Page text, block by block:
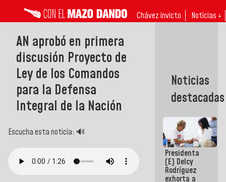
Chávez invicto Noticias ↓
AN aprobó en primera
discusión Proyecto de
Ley de los Comandos
para la Defensa
Integral de la Nación
Escucha esta noticia: 🔊
Noticias
destacadas
Presidenta
(E) Delcy
Rodríguez
exhorta a